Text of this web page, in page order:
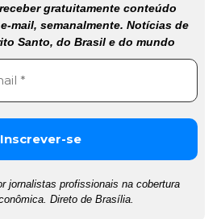
gratuitamente conteúdo
mail, semanalmente. Notícias de
Santo, do Brasil e do mundo
jornalistas profissionais na cobertura
Direto de Brasília.